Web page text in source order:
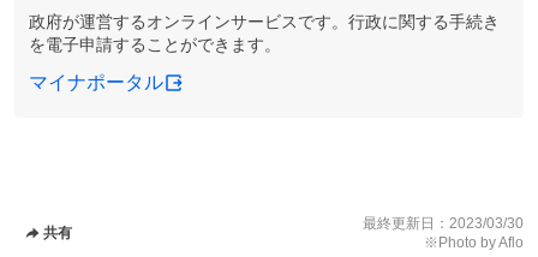
政府が運営するオンラインサービスです。行政に関する手続き
を電子申請することができます。
マイナポータル
共有
最終更新日： 2023/03/30
※Photo by Aflo